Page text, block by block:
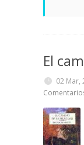
El
02 Mar,